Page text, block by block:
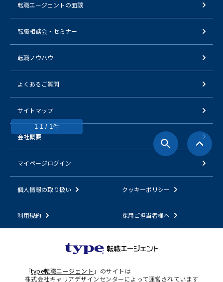
1-1 / 1件
転職エージェントの面談
転職相談会・セミナー
転職ノウハウ
よくあるご質問
サイトマップ
会社概要
マイページログイン
個人情報の取り扱い クッキーポリシー
利用規約 採用ご担当者様へ
「type転職エージェント 」のサイトは
株式会社キャリアデザインセンターによって運営されています